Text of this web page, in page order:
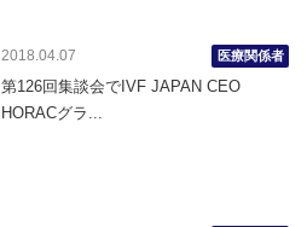
2018.04.07 医療関係者
第126回集談会でIVF JAPAN CEO
HORACグラ...